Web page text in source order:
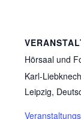
Hörsaal und
Karl-
Leipzig,